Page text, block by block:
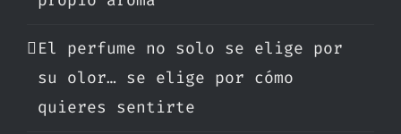
El perfume no solo se elige por
su olor… se elige por cómo
quieres sentirte